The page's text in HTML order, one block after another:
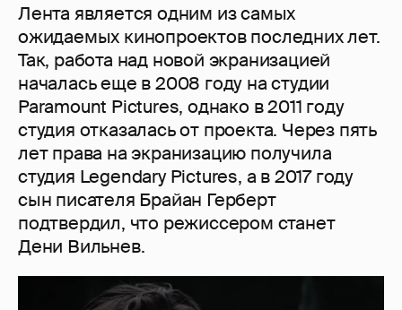
Лента является одним из самых
ожидаемых кинопроектов последних лет.
Так, работа над новой экранизацией
началась еще в 2008 году на студии
Paramount Pictures, однако в 2011 году
студия отказалась от проекта. Через пять
лет права на экранизацию получила
студия Legendary Pictures, а в 2017 году
сын писателя Брайан Герберт
подтвердил, что режиссером станет
Дени Вильнев.